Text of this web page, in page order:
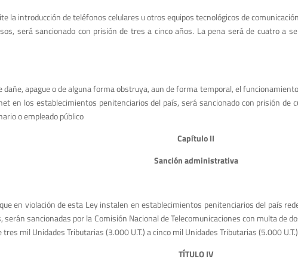
la introducción de teléfonos celulares u otros equipos tecnológicos de
será sancionado con prisión de tres a cinco años. La pena será de cuatro a
apague o de alguna forma obstruya, aun de forma temporal, el
en los establecimientos penitenciarios del país, será sancionado con prisión de
o empleado público
Capítulo II
Sanción administrativa
en violación de esta Ley instalen en establecimientos penitenciarios del país
serán sancionadas por la Comisión Nacional de Telecomunicaciones con multa de
mil Unidades Tributarias (3.000 U.T.) a cinco mil Unidades Tributarias (5.000 U.T.)
TÍTULO IV